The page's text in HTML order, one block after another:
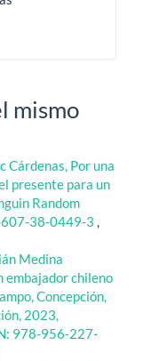
mismo
Cárdenas, Por una
presente para un
Random
607-38-0449-3 ,
Medina
embajador chileno
Concepción,
2023,
978-956-227-